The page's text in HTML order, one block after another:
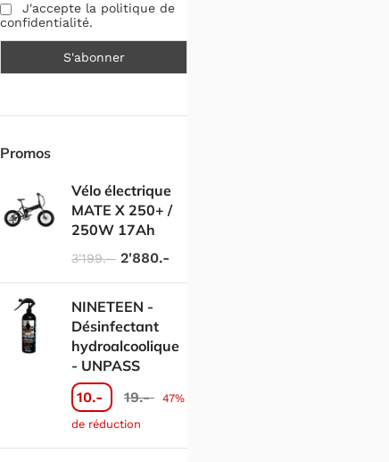
J'accepte la politique de
confidentialité.
Promos
Vélo électrique
MATE X 250+ /
250W 17Ah
3'199.- 2'880.-
NINETEEN -
Désinfectant
hydroalcoolique
- UNPASS
10.- 19.- 47%
de réduction